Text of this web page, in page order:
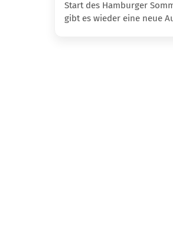
Start des Hamburger
gibt es wieder eine neue